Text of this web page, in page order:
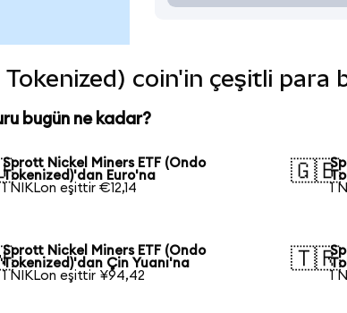
coin'in çeşitli para
bugün ne kadar?
Sprott Nickel Miners ETF (Ondo
Tokenized)'dan Euro'na
1 NIKLon eşittir €12,14
🇬🇧
1
Sprott Nickel Miners ETF (Ondo
Tokenized)'dan Çin Yuanı'na
1 NIKLon eşittir ¥94,42
🇹🇷
1